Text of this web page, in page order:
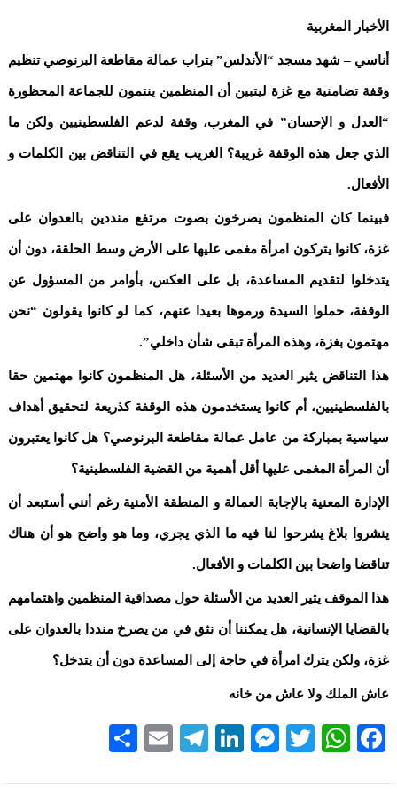
الأخبار المغربية
أناسي – شهد مسجد “الأندلس” بتراب عمالة مقاطعة البرنوصي تنظيم
وقفة تضامنية مع غزة ليتبين أن المنظمين ينتمون للجماعة المحظورة
“العدل و الإحسان” في المغرب، وقفة لدعم الفلسطينيين ولكن ما
الذي جعل هذه الوقفة غريبة؟ الغريب يقع في التناقض بين الكلمات و
الأفعال.
فبينما كان المنظمون يصرخون بصوت مرتفع منددين بالعدوان على
غزة، كانوا يتركون امرأة مغمى عليها على الأرض وسط الحلقة، دون أن
يتدخلوا لتقديم المساعدة، بل على العكس، بأوامر من المسؤول عن
الوقفة، حملوا السيدة ورموها بعيدا عنهم، كما لو كانوا يقولون “نحن
مهتمون بغزة، وهذه المرأة تبقى شأن داخلي”.
هذا التناقض يثير العديد من الأسئلة، هل المنظمون كانوا مهتمين حقا
بالفلسطينيين، أم كانوا يستخدمون هذه الوقفة كذريعة لتحقيق أهداف
سياسية بمباركة من عامل عمالة مقاطعة البرنوصي؟ هل كانوا يعتبرون
أن المرأة المغمى عليها أقل أهمية من القضية الفلسطينية؟
الإدارة المعنية بالإجابة العمالة و المنطقة الأمنية رغم أنني أستبعد أن
ينشروا بلاغ يشرحوا لنا فيه ما الذي يجري، وما هو واضح هو أن هناك
تناقضا واضحا بين الكلمات و الأفعال.
هذا الموقف يثير العديد من الأسئلة حول مصداقية المنظمين واهتمامهم
بالقضايا الإنسانية، هل يمكننا أن نثق في من يصرخ منددا بالعدوان على
غزة، ولكن يترك امرأة في حاجة إلى المساعدة دون أن يتدخل؟
عاش الملك ولا عاش من خانه
Facebook
WhatsApp
Twitter
Messenger
LinkedIn
Telegram
Email